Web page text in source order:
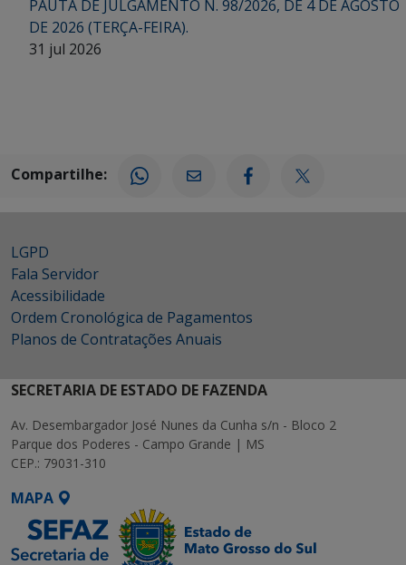
PAUTA DE JULGAMENTO N. 98/2026, DE 4 DE AGOSTO
DE 2026 (TERÇA-FEIRA).
31 jul 2026
Compartilhe:
LGPD
Fala Servidor
Acessibilidade
Ordem Cronológica de Pagamentos
Planos de Contratações Anuais
SECRETARIA DE ESTADO DE FAZENDA
Av. Desembargador José Nunes da Cunha s/n - Bloco 2
Parque dos Poderes - Campo Grande | MS
CEP.: 79031-310
MAPA